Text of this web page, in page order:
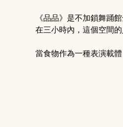
《品品》是不加鎖舞踊
在三小時內，這個空間
當食物作為一種表演載體